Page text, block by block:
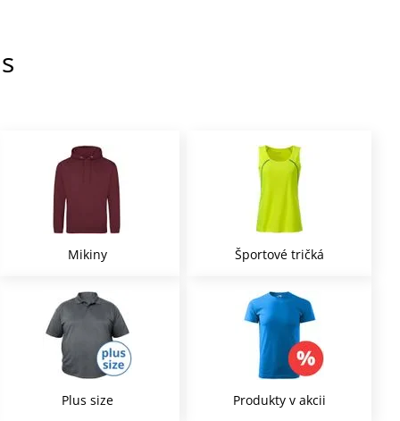
Mikiny Športové tričká
Plus size Produkty v akcii